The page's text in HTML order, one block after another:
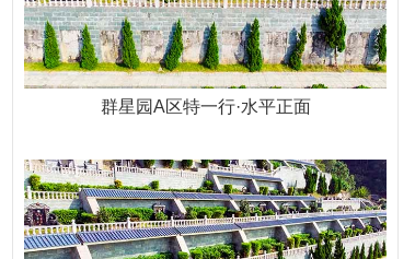
群星园A区特一行·水平正面